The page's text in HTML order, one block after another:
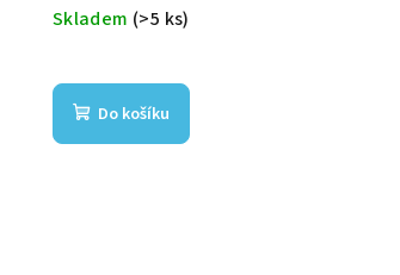
Skladem (>5 ks)
Do košíku